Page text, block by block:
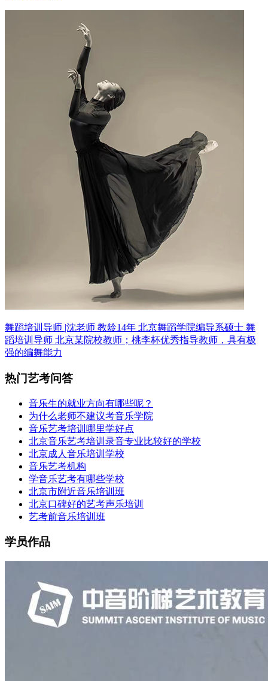
舞蹈培训导师 |沈老师 教龄14年 北京舞蹈学院编导系硕士 舞
蹈培训导师 北京某院校教师；桃李杯优秀指导教师，具有极
强的编舞能力
热门艺考问答
音乐生的就业方向有哪些呢？
为什么老师不建议考音乐学院
音乐艺考培训哪里学好点
北京音乐艺考培训录音专业比较好的学校
北京成人音乐培训学校
音乐艺考机构
学音乐艺考有哪些学校
北京市附近音乐培训班
北京口碑好的艺考声乐培训
艺考前音乐培训班
学员作品